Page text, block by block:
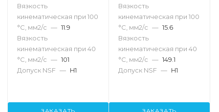
Вязкость
кинематическая при 100
°С, мм2/с — 11.9
Вязкость
кинематическая при 40
°С, мм2/с — 101
Допуск NSF — H1
Вязкость
кинематическая при 100
°С, мм2/с — 15.6
Вязкость
кинематическая при 40
°С, мм2/с — 149.1
Допуск NSF — H1